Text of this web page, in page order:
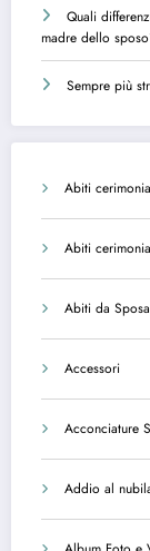
Quali
madre dello
Sempre più
Abiti cerimonia
Abiti
Abiti da Sposa
Accessori
Acconciature
Addio al